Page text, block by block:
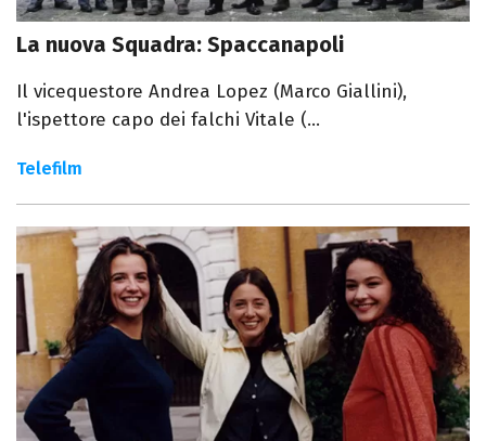
La nuova Squadra: Spaccanapoli
Il vicequestore Andrea Lopez (Marco Giallini),
l'ispettore capo dei falchi Vitale (...
Telefilm